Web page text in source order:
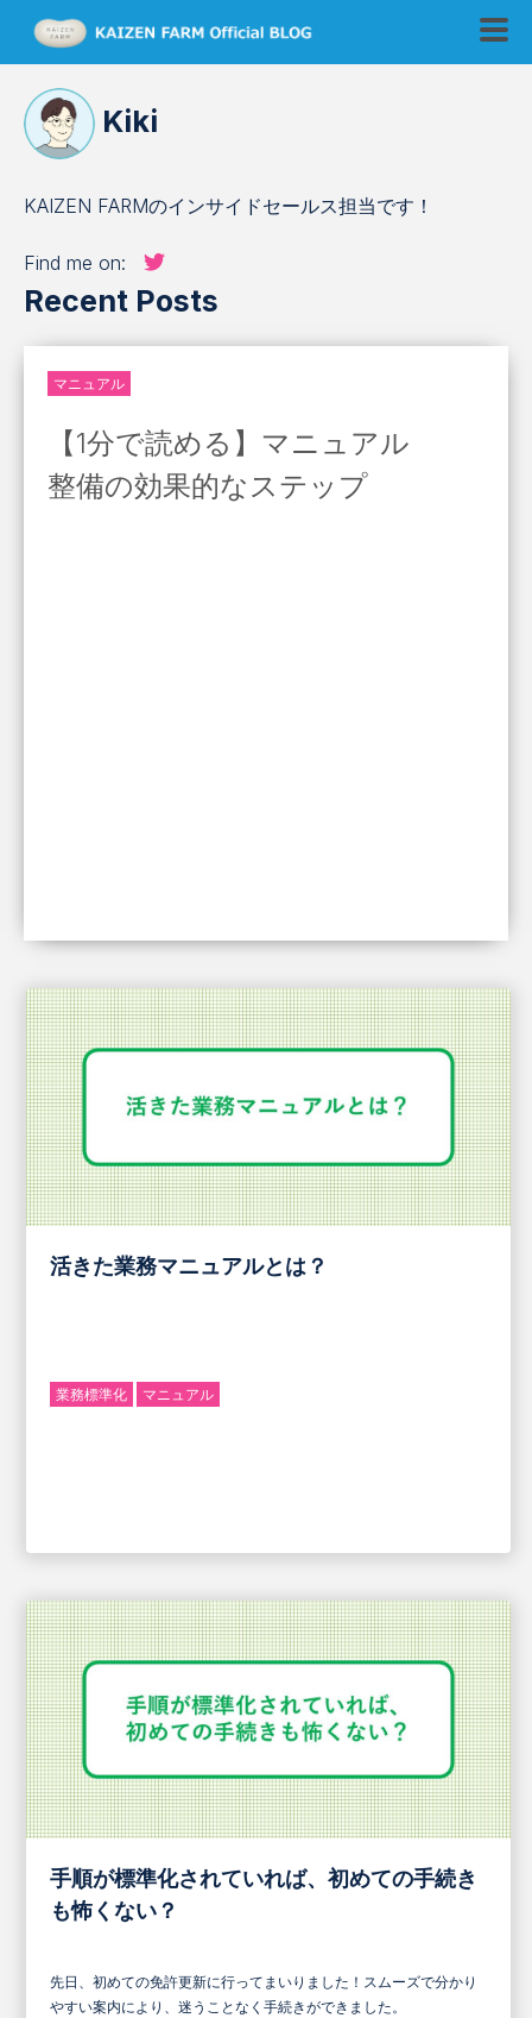
Kiki
KAIZEN FARMのインサイドセールス担当です！
Find me on:
Recent Posts
マニュアル
【1分で読める】マニュアル
整備の効果的なステップ
活きた業務マニュアルとは？
業務標準化 マニュアル
手順が標準化されていれば、初めての手続き
も怖くない？
先日、初めての免許更新に行ってまいりました！スムーズで分かり
やすい案内により、迷うことなく手続きができました。